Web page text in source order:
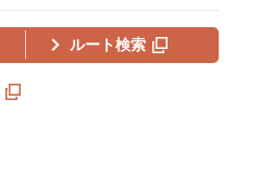
ルート検索